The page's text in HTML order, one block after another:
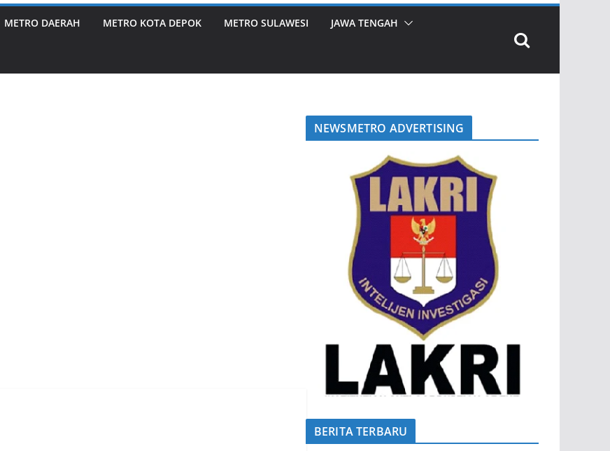
METRO DAERAH METRO KOTA DEPOK METRO SULAWESI JAWA TENGAH
NEWSMETRO ADVERTISING
BERITA TERBARU